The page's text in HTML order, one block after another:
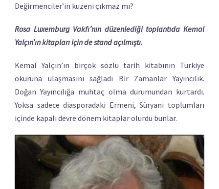
Değirmenciler’in kuzeni çıkmaz mı?
Rosa Luxemburg Vakfı’nın düzenlediği toplantıda Kemal
Yalçın’ın kitapları için de stand açılmıştı.
Kemal Yalçın’ın birçok sözlü tarih kitabının Türkiye
okuruna ulaşmasını sağladı Bir Zamanlar Yayıncılık.
Doğan Yayıncılığa muhtaç olma durumundan kurtardı.
Yoksa sadece diasporadaki Ermeni, Süryani toplumları
içinde kapalı devre dönem kitaplar olurdu bunlar.